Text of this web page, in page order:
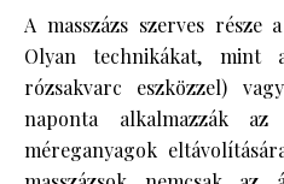
A masszázs szerves része
Olyan technikákat, mint
rózsakvarc eszközzel)
naponta alkalmazzák
méreganyagok